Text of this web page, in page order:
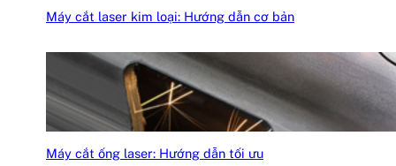
Máy cắt laser kim loại: Hướng dẫn cơ bản
Máy cắt ống laser: Hướng dẫn tối ưu